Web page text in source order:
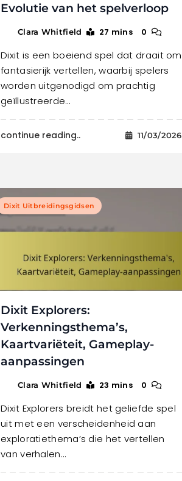
Evolutie van het spelverloop
Clara Whitfield 27 mins 0
Dixit is een boeiend spel dat draait om
fantasierijk vertellen, waarbij spelers
worden uitgenodigd om prachtig
geïllustreerde…
continue reading.. 11/03/2026
Dixit Uitbreidingsgidsen
Dixit Explorers:
Verkenningsthema’s,
Kaartvariëteit, Gameplay-
aanpassingen
Clara Whitfield 23 mins 0
Dixit Explorers breidt het geliefde spel
uit met een verscheidenheid aan
exploratiethema’s die het vertellen
van verhalen…